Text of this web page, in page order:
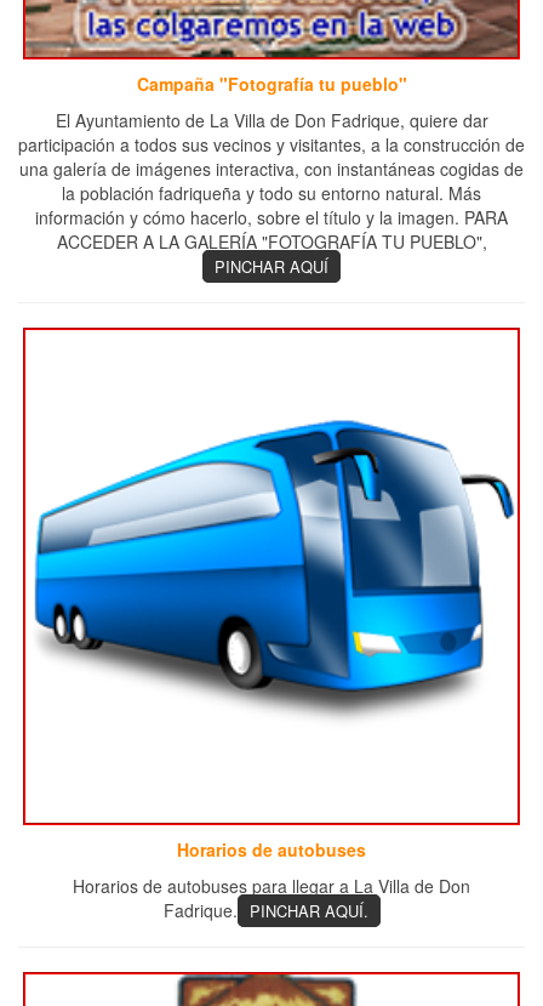
Campaña "Fotografía tu pueblo"
El Ayuntamiento de La Villa de Don Fadrique, quiere dar
participación a todos sus vecinos y visitantes, a la construcción de
una galería de imágenes interactiva, con instantáneas cogidas de
la población fadriqueña y todo su entorno natural. Más
información y cómo hacerlo, sobre el título y la imagen. PARA
ACCEDER A LA GALERÍA "FOTOGRAFÍA TU PUEBLO",
PINCHAR AQUÍ
Horarios de autobuses
Horarios de autobuses para llegar a La Villa de Don
Fadrique.
PINCHAR AQUÍ.